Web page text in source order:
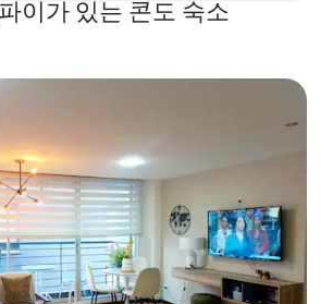
이가 있는 콘도 숙소